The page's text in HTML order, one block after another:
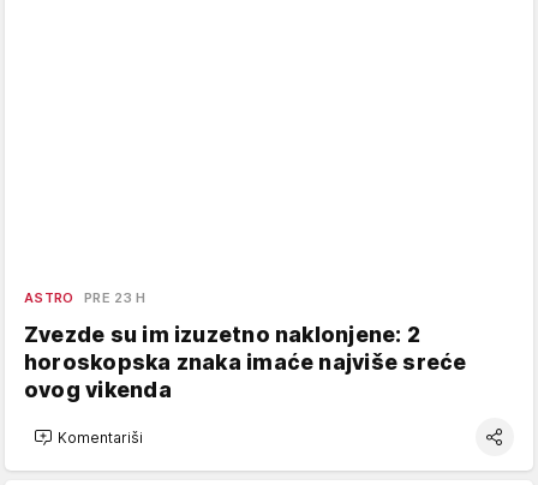
ASTRO PRE 23 H
Zvezde su im izuzetno naklonjene: 2
horoskopska znaka imaće najviše sreće
ovog vikenda
Komentariši